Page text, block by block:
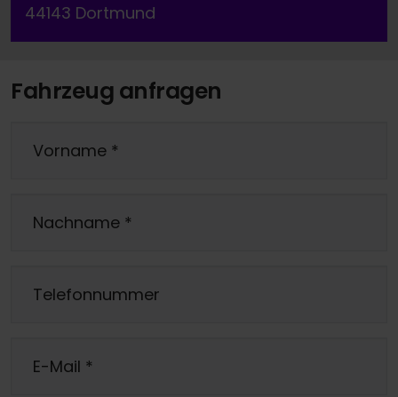
44143 Dortmund
Fahrzeug anfragen
Vorname *
Nachname *
Telefonnummer
E-Mail *